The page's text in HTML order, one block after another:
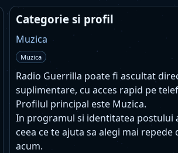
Categorie si profil
Muzica
Muzica
Radio Guerrilla poate fi ascultat
suplimentare, cu acces rapid pe
Profilul principal este Muzica.
In programul si identitatea postului
ceea ce te ajuta sa alegi mai
acum.